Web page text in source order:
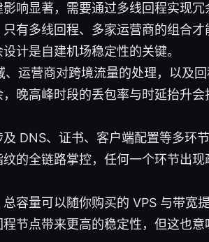
响显著，需要通过多线回程实现
有多线回程、多家运营商的组合才
计是自建机场稳定性的关键。
运营商对跨境流量的处理，以及
晚高峰时段的丢包率与时延抬升会
DNS、证书、客户端配置等多环
的全链路掌控，任何一个环节出
容量可以随你购买的 VPS 与带宽
节点带来更高的稳定性，但这也